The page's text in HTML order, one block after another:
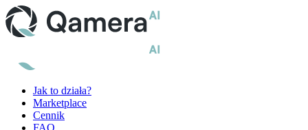
Jak to działa?
Marketplace
Cennik